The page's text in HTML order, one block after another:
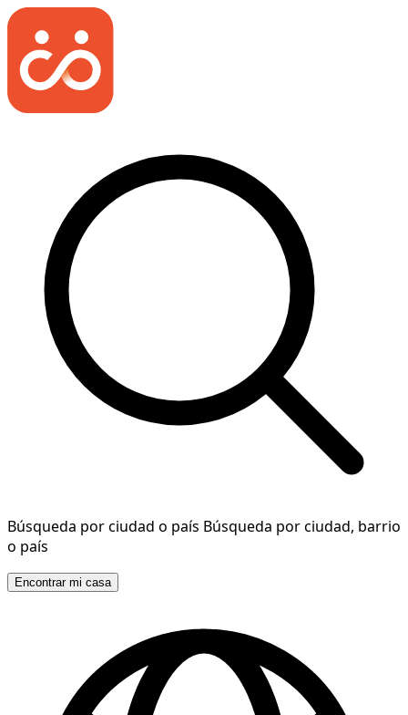
Búsqueda por ciudad o país Búsqueda por ciudad, barrio
o país
Encontrar mi casa